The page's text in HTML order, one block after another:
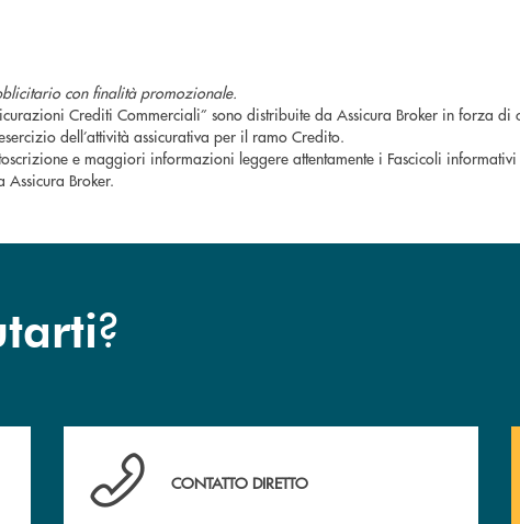
con finalità promozionale.
Crediti Commerciali” sono distribuite da Assicura Broker in forza
dell’attività assicurativa per il ramo Credito.
e maggiori informazioni leggere attentamente i Fascicoli
Assicura Broker.
?
Hai bisogno di assistenza immediata? Contattaci !
CONTATTO DIRETTO